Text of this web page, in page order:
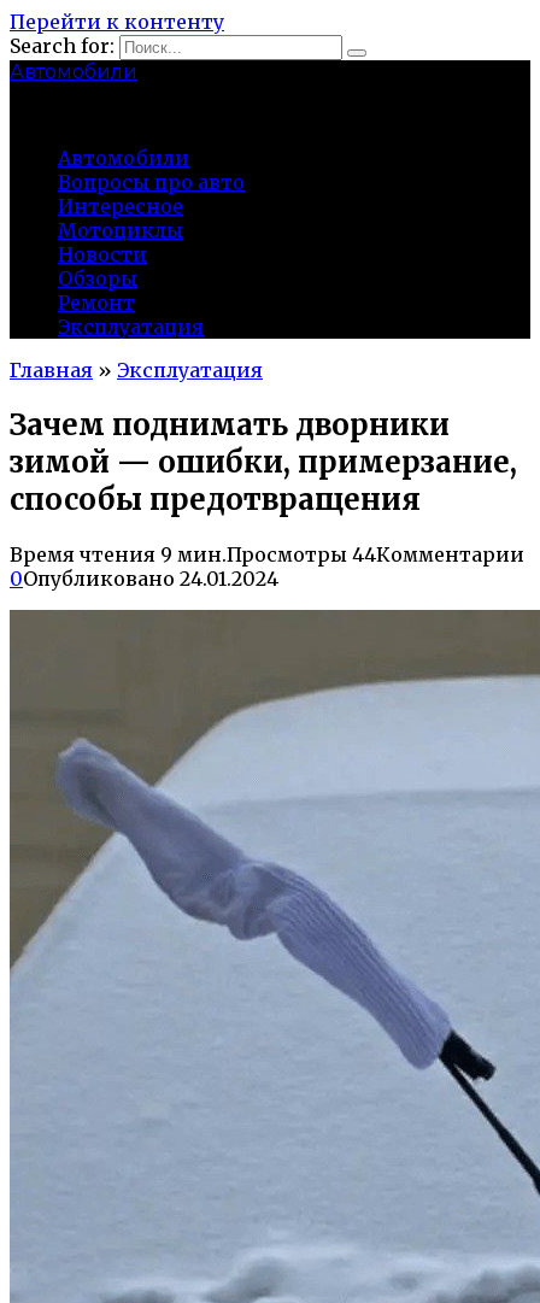
Перейти к контенту
Search for:
Автомобили
Автомобили
Вопросы про авто
Интересное
Мотоциклы
Новости
Обзоры
Ремонт
Эксплуатация
Главная » Эксплуатация
Зачем поднимать дворники
зимой — ошибки, примерзание,
способы предотвращения
Время чтения 9 мин.Просмотры 44Комментарии
0Опубликовано 24.01.2024